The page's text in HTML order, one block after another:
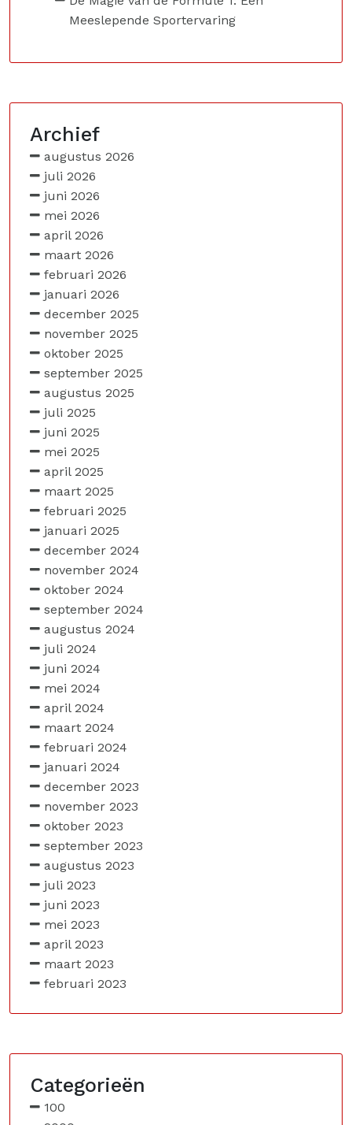
Meeslepende Sportervaring
Archief
augustus 2026
juli 2026
juni 2026
mei 2026
april 2026
maart 2026
februari 2026
januari 2026
december 2025
november 2025
oktober 2025
september 2025
augustus 2025
juli 2025
juni 2025
mei 2025
april 2025
maart 2025
februari 2025
januari 2025
december 2024
november 2024
oktober 2024
september 2024
augustus 2024
juli 2024
juni 2024
mei 2024
april 2024
maart 2024
februari 2024
januari 2024
december 2023
november 2023
oktober 2023
september 2023
augustus 2023
juli 2023
juni 2023
mei 2023
april 2023
maart 2023
februari 2023
Categorieën
100